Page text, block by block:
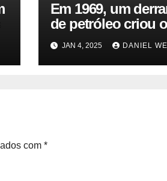
Em 1969, um
de petróleo criou o
da Terra. Agora,
gasoduto pode
| Sustentabilidade
JAN 4, 2025 DANIEL
com *